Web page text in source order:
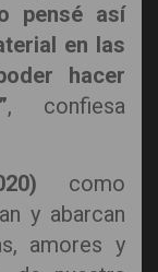
pensé así
en las
hacer
, confiesa
como
y abarcan
amores y